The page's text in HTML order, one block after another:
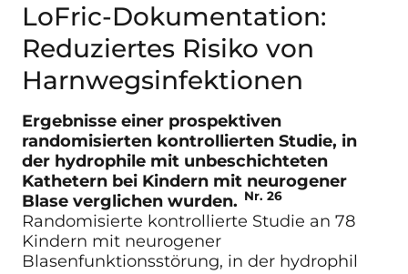
LoFric-Dokumentation:
Reduziertes Risiko von
Harnwegsinfektionen
Ergebnisse einer prospektiven
randomisierten kontrollierten Studie, in
der hydrophile mit unbeschichteten
Kathetern bei Kindern mit neurogener
Blase verglichen wurden. Nr. 26
Randomisierte kontrollierte Studie an 78
Kindern mit neurogener
Blasenfunktionsstörung, in der hydrophil